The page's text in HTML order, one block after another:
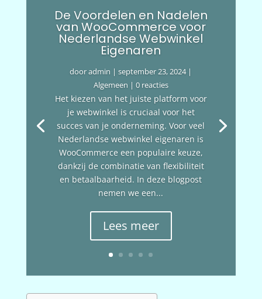
De Voordelen en Nadelen
van WooCommerce voor
Nederlandse Webwinkel
Eigenaren
dooradmin |september 23, 2024|
Algemeen | 0 reacties
Het kiezen van het juiste platform voor
je webwinkel is cruciaal voor het
succes van je onderneming. Voor veel
Nederlandse webwinkel eigenaren is
WooCommerce een populaire keuze,
dankzij de combinatie van flexibiliteit
en betaalbaarheid. In deze blogpost
nemen we een...
Lees meer